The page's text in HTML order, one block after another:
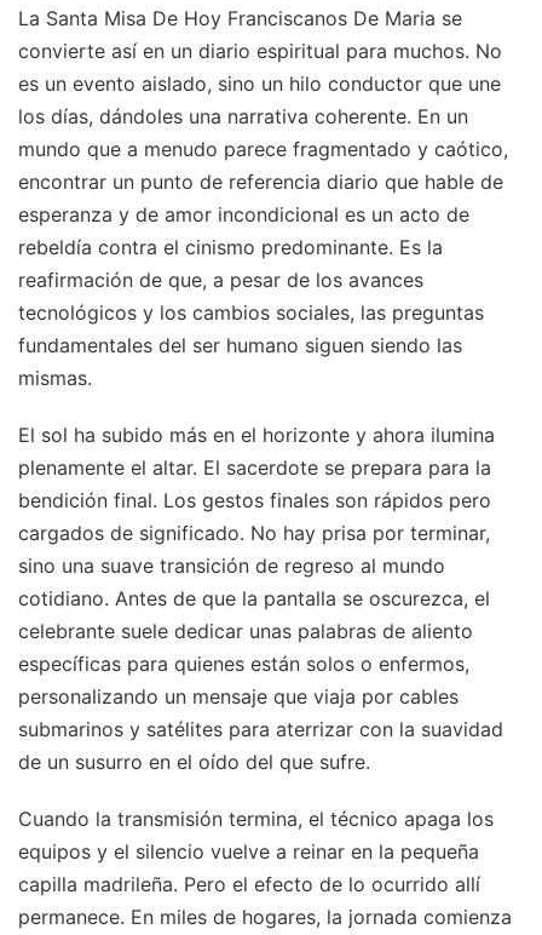
La Santa Misa De Hoy Franciscanos De Maria se
convierte así en un diario espiritual para muchos. No
es un evento aislado, sino un hilo conductor que une
los días, dándoles una narrativa coherente. En un
mundo que a menudo parece fragmentado y caótico,
encontrar un punto de referencia diario que hable de
esperanza y de amor incondicional es un acto de
rebeldía contra el cinismo predominante. Es la
reafirmación de que, a pesar de los avances
tecnológicos y los cambios sociales, las preguntas
fundamentales del ser humano siguen siendo las
mismas.
El sol ha subido más en el horizonte y ahora ilumina
plenamente el altar. El sacerdote se prepara para la
bendición final. Los gestos finales son rápidos pero
cargados de significado. No hay prisa por terminar,
sino una suave transición de regreso al mundo
cotidiano. Antes de que la pantalla se oscurezca, el
celebrante suele dedicar unas palabras de aliento
específicas para quienes están solos o enfermos,
personalizando un mensaje que viaja por cables
submarinos y satélites para aterrizar con la suavidad
de un susurro en el oído del que sufre.
Cuando la transmisión termina, el técnico apaga los
equipos y el silencio vuelve a reinar en la pequeña
capilla madrileña. Pero el efecto de lo ocurrido allí
permanece. En miles de hogares, la jornada comienza